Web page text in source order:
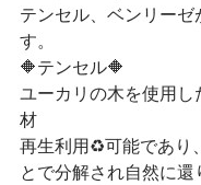
テンセル、ベンリーゼ
す。
🔶テンセル🔶
ユーカリの木を使用し
材
再生利用♻️可能であり
とで分解され自然に還